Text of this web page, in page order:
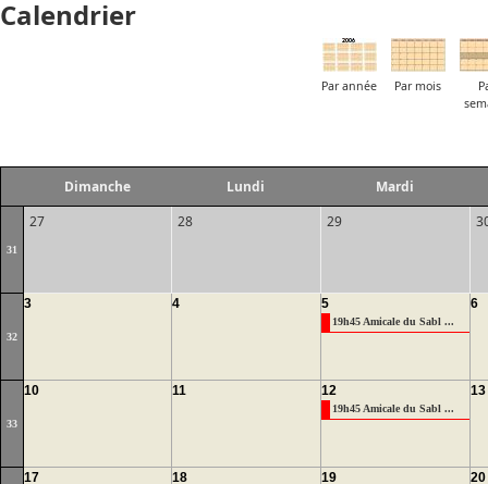
Calendrier
Par année Par mois
Dimanche Lundi Mardi
31
27 28 29
32
3 4 5
19h45 Amicale du Sabl ...
6
33
10 11 12
19h45 Amicale du Sabl ...
13
17 18 19 20